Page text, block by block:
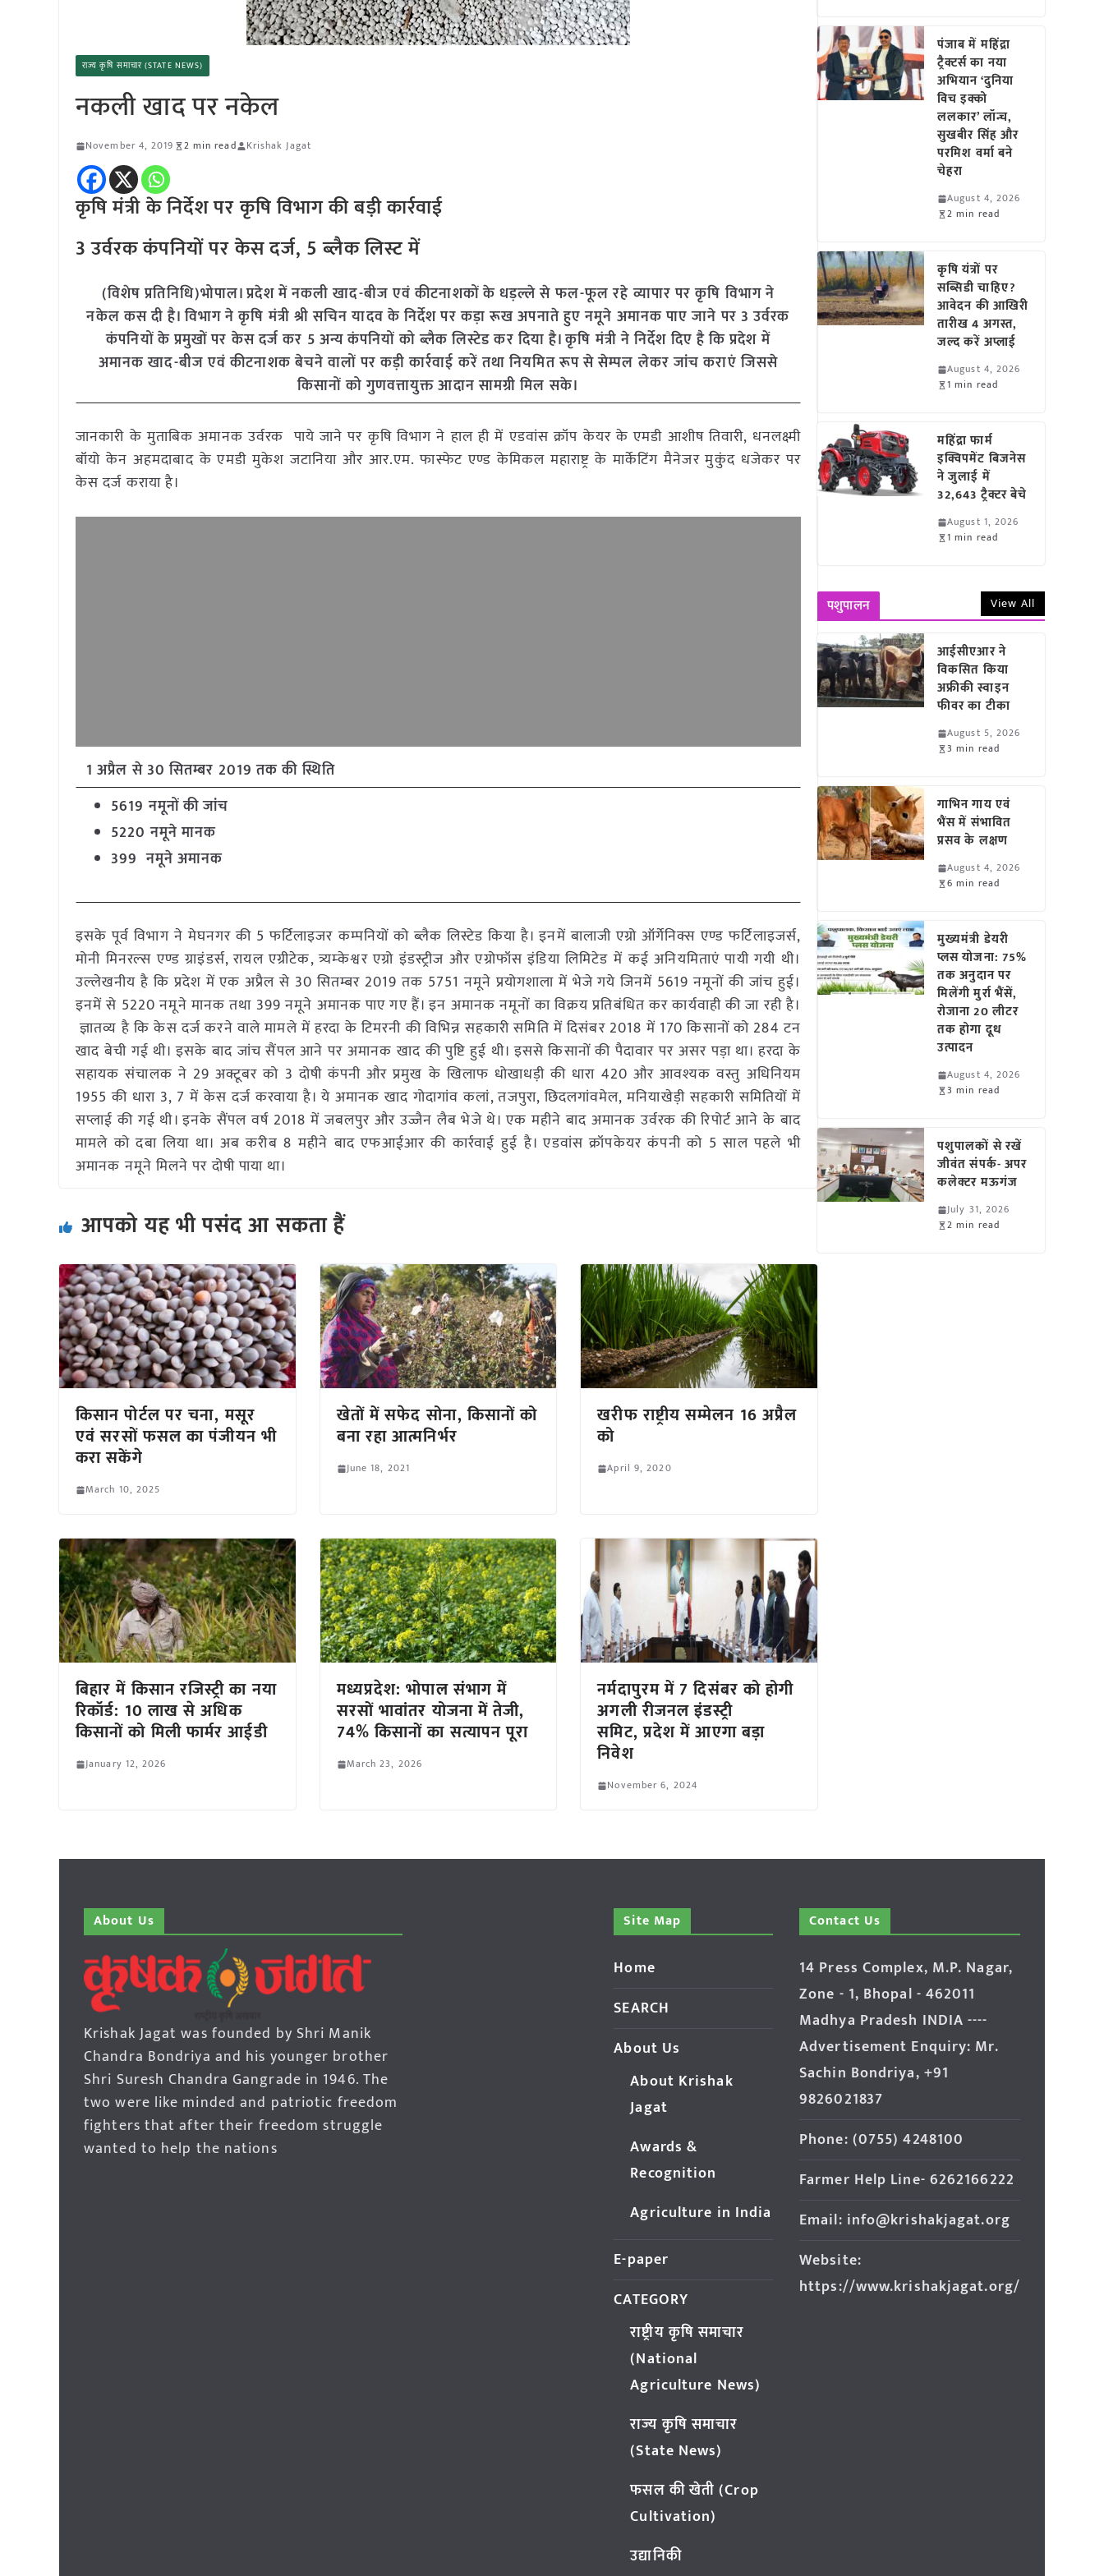
राज्य कृषि समाचार (STATE NEWS)
नकली खाद पर नकेल
November 4, 2019 2 min read Krishak Jagat
कृषि मंत्री के निर्देश पर कृषि विभाग की बड़ी कार्रवाई
3 उर्वरक कंपनियों पर केस दर्ज, 5 ब्लैक लिस्ट में
(विशेष प्रतिनिधि)भोपाल। प्रदेश में नकली खाद-बीज एवं कीटनाशकों के धड़ल्ले से फल-फूल रहे व्यापार पर कृषि विभाग ने
नकेल कस दी है। विभाग ने कृषि मंत्री श्री सचिन यादव के निर्देश पर कड़ा रूख अपनाते हुए नमूने अमानक पाए जाने पर 3 उर्वरक
कंपनियों के प्रमुखों पर केस दर्ज कर 5 अन्य कंपनियों को ब्लैक लिस्टेड कर दिया है। कृषि मंत्री ने निर्देश दिए है कि प्रदेश में
अमानक खाद-बीज एवं कीटनाशक बेचने वालों पर कड़ी कार्रवाई करें तथा नियमित रूप से सेम्पल लेकर जांच कराएं जिससे
किसानों को गुणवत्तायुक्त आदान सामग्री मिल सके।
जानकारी के मुताबिक अमानक उर्वरक पाये जाने पर कृषि विभाग ने हाल ही में एडवांस क्रॉप केयर के एमडी आशीष तिवारी, धनलक्ष्मी
बॉयो केन अहमदाबाद के एमडी मुकेश जटानिया और आर.एम. फास्फेट एण्ड केमिकल महाराष्ट्र के मार्केटिंग मैनेजर मुकुंद धजेकर पर
केस दर्ज कराया है।
1 अप्रैल से 30 सितम्बर 2019 तक की स्थिति
5619 नमूनों की जांच
5220 नमूने मानक
399 नमूने अमानक
इसके पूर्व विभाग ने मेघनगर की 5 फर्टिलाइजर कम्पनियों को ब्लैक लिस्टेड किया है। इनमें बालाजी एग्रो ऑर्गेनिक्स एण्ड फर्टिलाइजर्स,
मोनी मिनरल्स एण्ड ग्राइंडर्स, रायल एग्रीटेक, त्र्यम्केश्वर एग्रो इंडस्ट्रीज और एग्रोफॉस इंडिया लिमिटेड में कई अनियमिताएं पायी गयी थी।
उल्लेखनीय है कि प्रदेश में एक अप्रैल से 30 सितम्बर 2019 तक 5751 नमूने प्रयोगशाला में भेजे गये जिनमें 5619 नमूनों की जांच हुई।
इनमें से 5220 नमूने मानक तथा 399 नमूने अमानक पाए गए हैं। इन अमानक नमूनों का विक्रय प्रतिबंधित कर कार्यवाही की जा रही है।
ज्ञातव्य है कि केस दर्ज करने वाले मामले में हरदा के टिमरनी की विभिन्न सहकारी समिति में दिसंबर 2018 में 170 किसानों को 284 टन
खाद बेची गई थी। इसके बाद जांच सैंपल आने पर अमानक खाद की पुष्टि हुई थी। इससे किसानों की पैदावार पर असर पड़ा था। हरदा के
सहायक संचालक ने 29 अक्टूबर को 3 दोषी कंपनी और प्रमुख के खिलाफ धोखाधड़ी की धारा 420 और आवश्यक वस्तु अधिनियम
1955 की धारा 3, 7 में केस दर्ज करवाया है। ये अमानक खाद गोदागांव कलां, तजपुरा, छिदलगांवमेल, मनियाखेड़ी सहकारी समितियों में
सप्लाई की गई थी। इनके सैंपल वर्ष 2018 में जबलपुर और उज्जैन लैब भेजे थे। एक महीने बाद अमानक उर्वरक की रिपोर्ट आने के बाद
मामले को दबा लिया था। अब करीब 8 महीने बाद एफआईआर की कार्रवाई हुई है। एडवांस क्रॉपकेयर कंपनी को 5 साल पहले भी
अमानक नमूने मिलने पर दोषी पाया था।
आपको यह भी पसंद आ सकता हैं
किसान पोर्टल पर चना, मसूर
एवं सरसों फसल का पंजीयन भी
करा सकेंगे
March 10, 2025
खेतों में सफेद सोना, किसानों को
बना रहा आत्मनिर्भर
June 18, 2021
खरीफ राष्ट्रीय सम्मेलन 16 अप्रैल
को
April 9, 2020
बिहार में किसान रजिस्ट्री का नया
रिकॉर्ड: 10 लाख से अधिक
किसानों को मिली फार्मर आईडी
January 12, 2026
मध्यप्रदेश: भोपाल संभाग में
सरसों भावांतर योजना में तेजी,
74% किसानों का सत्यापन पूरा
March 23, 2026
नर्मदापुरम में 7 दिसंबर को होगी
अगली रीजनल इंडस्ट्री
समिट, प्रदेश में आएगा बड़ा
निवेश
November 6, 2024
पंजाब में महिंद्रा
ट्रैक्टर्स का नया
अभियान ‘दुनिया
विच इक्को
ललकार’ लॉन्च,
सुखबीर सिंह और
परमिश वर्मा बने
चेहरा
August 4, 2026
2 min read
कृषि यंत्रों पर
सब्सिडी चाहिए?
आवेदन की आखिरी
तारीख 4 अगस्त,
जल्द करें अप्लाई
August 4, 2026
1 min read
महिंद्रा फार्म
इक्विपमेंट बिजनेस
ने जुलाई में
32,643 ट्रैक्टर बेचे
August 1, 2026
1 min read
पशुपालन View All
आईसीएआर ने
विकसित किया
अफ्रीकी स्वाइन
फीवर का टीका
August 5, 2026
3 min read
गाभिन गाय एवं
भैंस में संभावित
प्रसव के लक्षण
August 4, 2026
6 min read
मुख्यमंत्री डेयरी
प्लस योजना: 75%
तक अनुदान पर
मिलेंगी मुर्रा भैंसें,
रोजाना 20 लीटर
तक होगा दूध
उत्पादन
August 4, 2026
3 min read
पशुपालकों से रखें
जीवंत संपर्क- अपर
कलेक्टर मऊगंज
July 31, 2026
2 min read
About Us
Krishak Jagat was founded by Shri Manik
Chandra Bondriya and his younger brother
Shri Suresh Chandra Gangrade in 1946. The
two were like minded and patriotic freedom
fighters that after their freedom struggle
wanted to help the nations
Site Map
Home
SEARCH
About Us
About Krishak
Jagat
Awards &
Recognition
Agriculture in India
E-paper
CATEGORY
राष्ट्रीय कृषि समाचार
(National
Agriculture News)
राज्य कृषि समाचार
(State News)
फसल की खेती (Crop
Cultivation)
उद्यानिकी
Contact Us
14 Press Complex, M.P. Nagar,
Zone - 1, Bhopal - 462011
Madhya Pradesh INDIA ----
Advertisement Enquiry: Mr.
Sachin Bondriya, +91
9826021837
Phone: (0755) 4248100
Farmer Help Line- 6262166222
Email: info@krishakjagat.org
Website:
https://www.krishakjagat.org/